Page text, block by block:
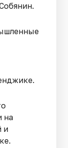
на
и